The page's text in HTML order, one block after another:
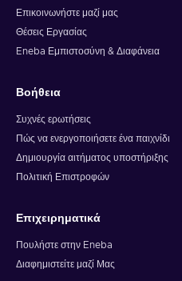
Επικοινωνήστε μαζί μας
Θέσεις Εργασίας
Eneba Εμπιστοσύνη & Διαφάνεια
Βοήθεια
Συχνές ερωτήσεις
Πώς να ενεργοποιήσετε ένα παιχνίδι
Δημιουργία αιτήματος υποστήριξης
Πολιτική Επιστροφών
Επιχειρηματικά
Πουλήστε στην Eneba
Διαφημιστείτε μαζί Μας